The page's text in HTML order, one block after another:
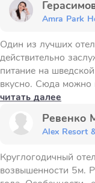
Amra Park
Один из лучших
действительно
питание на
вкусно. Сюда можно
читать далее
Ревенко
Alex Resort
Круглогодичный
возвышенности 5м.